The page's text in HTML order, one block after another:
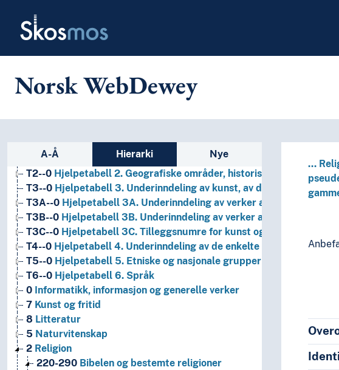
Skosmos
Norsk WebDewey
Sidefelt: navigér i vokabularet på ulike
A-Å Hierarki Nye
Historie og geografi
T1--0Hjelpetabell 1. Generell forminndeling
T2--0 Hjelpetabell 2. Geografiske områder, historiske perioder,
T3--0 Hjelpetabell 3. Underinndeling av kunst, av de enkelte
T3A--0 Hjelpetabell 3A. Underinndeling av verker av eller om de
T3B--0 Hjelpetabell 3B. Underinndeling av verker av eller om mer
T3C--0 Hjelpetabell 3C. Tilleggsnumre for kunst og litteratur
T4--0 Hjelpetabell 4. Underinndeling av de enkelte språk og
T5--0 Hjelpetabell 5. Etniske og nasjonale grupper
T6--0 Hjelpetabell 6. Språk
0 Informatikk, informasjon og generelle verker
7 Kunst og fritid
8 Litteratur
5 Naturvitenskap
2 Religion
220-290 Bibelen og bestemte religioner
...